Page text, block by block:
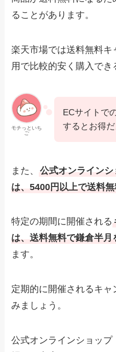
ることがあります。
楽天市場では送料無料キ
用で比較的安く購入でき
モチっといち
ご
ECサイトで
するとお得だ
また、 公式オンライン
は、5400円以上で送料
特定の期間に開催される
は、送料無料で鎌倉半月
ます。
定期的に開催されるキ
みましょう。
公式オンラインショップ